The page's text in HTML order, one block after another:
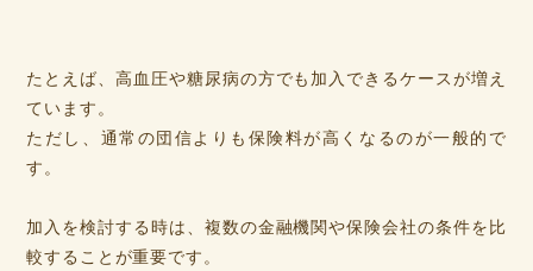
たとえば、高血圧や糖尿病の方でも加入できるケースが増え
ています。
ただし、通常の団信よりも保険料が高くなるのが一般的で
す。
加入を検討する時は、複数の金融機関や保険会社の条件を比
較することが重要です。